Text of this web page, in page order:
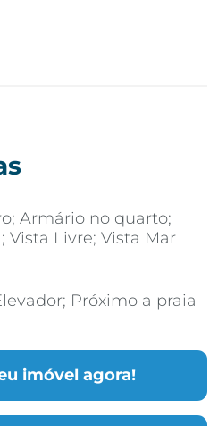
imóvel agora!
Armário no quarto;
Vista Livre; Vista Mar
Próximo a praia